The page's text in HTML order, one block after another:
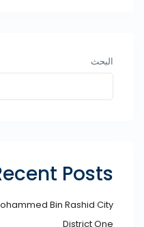
البحث
Posts
Bin Rashid City​
District One